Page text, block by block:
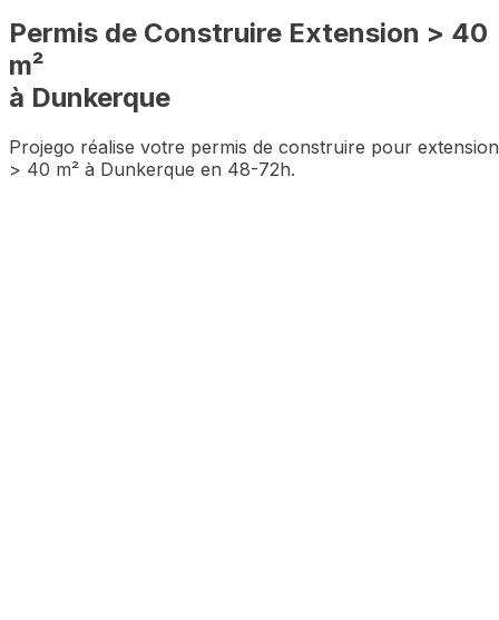
Permis de Construire Extension > 40
m²
à Dunkerque
Projego réalise votre permis de construire pour extension
> 40 m² à Dunkerque en 48-72h.